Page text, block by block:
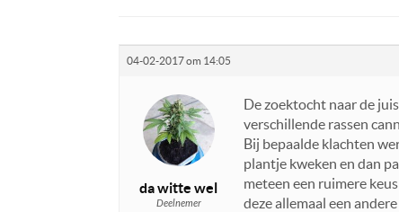
04-02-2017 om 14:05
da witte wel
Deelnemer
De zoektocht naar de
verschillende rassen
Bij bepaalde klachten
plantje kweken en dan
meteen een ruimere
deze allemaal een